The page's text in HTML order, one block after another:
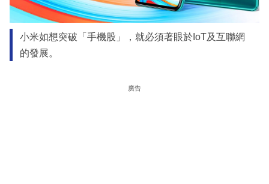
小米如想突破「手機股」，就必須著眼於IoT及互聯網
的發展。
廣告